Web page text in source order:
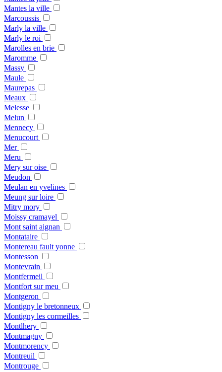
Mantes la ville
Marcoussis
Marly la ville
Marly le roi
Marolles en brie
Maromme
Massy
Maule
Maurepas
Meaux
Melesse
Melun
Mennecy
Menucourt
Mer
Meru
Mery sur oise
Meudon
Meulan en yvelines
Meung sur loire
Mitry mory
Moissy cramayel
Mont saint aignan
Montataire
Montereau fault yonne
Montesson
Montevrain
Montfermeil
Montfort sur meu
Montgeron
Montigny le bretonneux
Montigny les cormeilles
Montlhery
Montmagny
Montmorency
Montreuil
Montrouge